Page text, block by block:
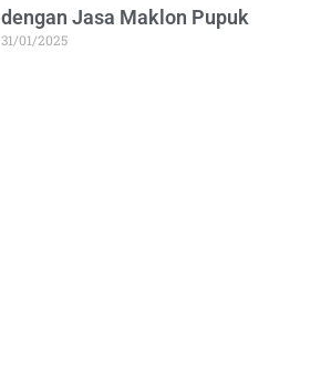
dengan Jasa Maklon Pupuk
31/01/2025